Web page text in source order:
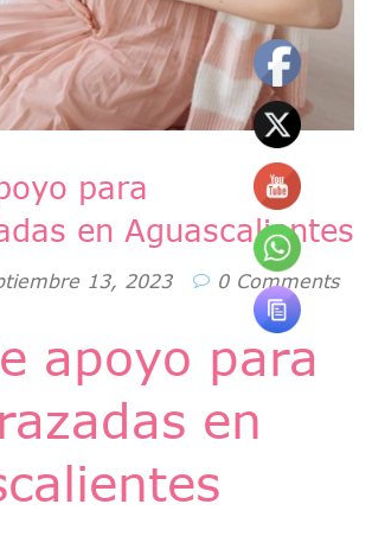
para
en Aguascalientes
13, 2023 0 Comments
apoyo para
en